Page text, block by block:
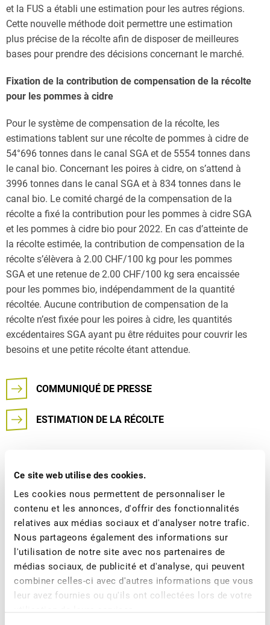
Ce site web utilise des cookies.
Les cookies nous permettent de personnaliser le
contenu et les annonces, d'offrir des fonctionnalités
relatives aux médias sociaux et d'analyser notre trafic.
Nous partageons également des informations sur
l'utilisation de notre site avec nos partenaires de
médias sociaux, de publicité et d'analyse, qui peuvent
combiner celles-ci avec d'autres informations que vous
leur avez fournies ou qu'ils ont collectées lors de votre
et la FUS a établi une estimation pour les autres régions.
Cette nouvelle méthode doit permettre une estimation
plus précise de la récolte afin de disposer de meilleures
bases pour prendre des décisions concernant le marché.
Fixation de la contribution de compensation de la récolte
pour les pommes à cidre
Pour le système de compensation de la récolte, les
estimations tablent sur une récolte de pommes à cidre de
54°696 tonnes dans le canal SGA et de 5554 tonnes dans
le canal bio. Concernant les poires à cidre, on s’attend à
3996 tonnes dans le canal SGA et à 834 tonnes dans le
canal bio. Le comité chargé de la compensation de la
récolte a fixé la contribution pour les pommes à cidre SGA
et les pommes à cidre bio pour 2022. En cas d’atteinte de
la récolte estimée, la contribution de compensation de la
récolte s’élèvera à 2.00 CHF/100 kg pour les pommes
SGA et une retenue de 2.00 CHF/100 kg sera encaissée
pour les pommes bio, indépendamment de la quantité
récoltée. Aucune contribution de compensation de la
récolte n’est fixée pour les poires à cidre, les quantités
excédentaires SGA ayant pu être réduites pour couvrir les
besoins et une petite récolte étant attendue.
COMMUNIQUÉ DE PRESSE
ESTIMATION DE LA RÉCOLTE
contacter, nous sommes à votre disposition.